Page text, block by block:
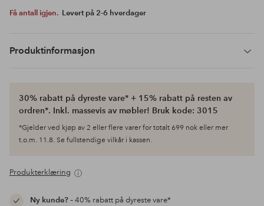
Få antall igjen. Levert på 2-6 hverdager
Produktinformasjon
30% rabatt på dyreste vare* + 15% rabatt på resten av
ordren*. Inkl. massevis av møbler! Bruk kode: 3015
*Gjelder ved kjøp av 2 eller flere varer for totalt 699 nok eller mer
t.o.m. 11.8. Se fullstendige vilkår i kassen.
Produkterklæring
Ny kunde?– 40% rabatt på dyreste vare*